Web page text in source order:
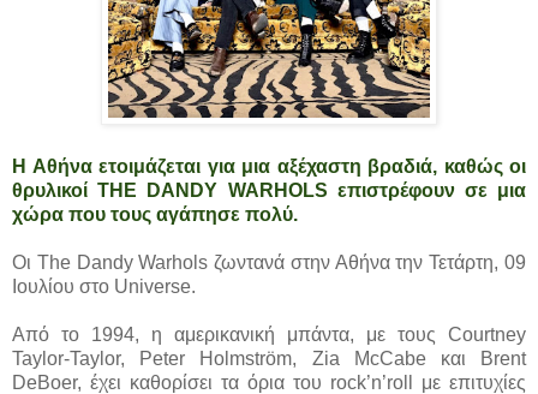
Η Αθήνα ετοιμάζεται για μια αξέχαστη βραδιά, καθώς οι
θρυλικοί THE DANDY WARHOLS επιστρέφουν σε μια
χώρα που τους αγάπησε πολύ.
Οι The Dandy Warhols ζωντανά στην Αθήνα την Τετάρτη, 09
Ιουλίου στο Universe.
Από το 1994, η αμερικανική μπάντα, με τους Courtney
Taylor-Taylor, Peter Holmström, Zia McCabe και Brent
DeBoer, έχει καθορίσει τα όρια του rock’n’roll με επιτυχίες